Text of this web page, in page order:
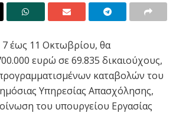
7 έως 11 Οκτωβρίου, θα
ευρώ σε 69.835 δικαιούχους,
καταβολών του
Υπηρεσίας Απασχόλησης,
του υπουργείου Εργασίας